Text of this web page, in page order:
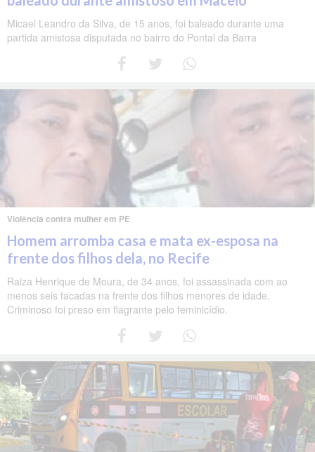
Micael Leandro da Silva, de 15 anos, foi baleado durante uma
partida amistosa disputada no bairro do Pontal da Barra
Violência contra mulher em PE
Homem arromba casa e mata ex-esposa na
frente dos filhos dela, no Recife
Raiza Henrique de Moura, de 34 anos, foi assassinada com ao
menos seis facadas na frente dos filhos menores de idade.
Criminoso foi preso em flagrante pelo feminicídio.